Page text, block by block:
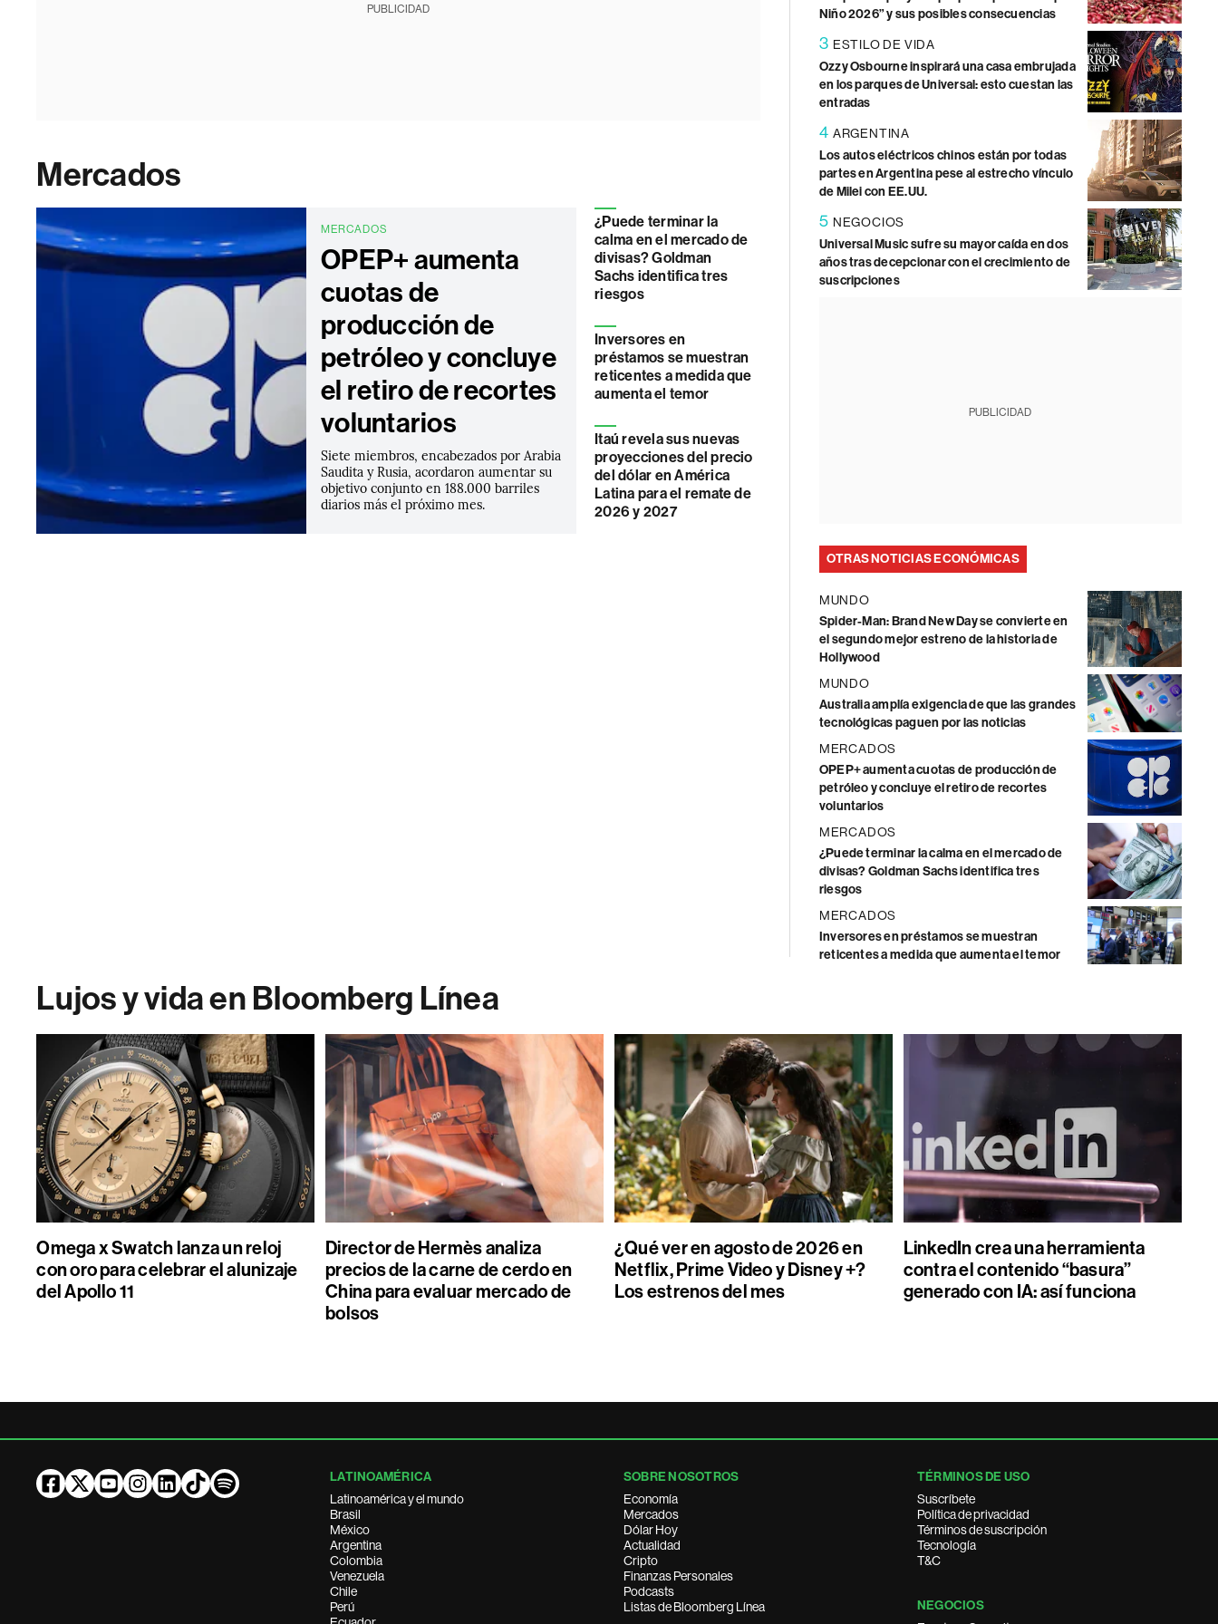
PUBLICIDAD
Mercados
MERCADOS
OPEP+ aumenta
cuotas de
producción de
petróleo y concluye
el retiro de recortes
voluntarios
Siete miembros, encabezados por Arabia
Saudita y Rusia, acordaron aumentar su
objetivo conjunto en 188.000 barriles
diarios más el próximo mes.
¿Puede terminar la
calma en el mercado de
divisas? Goldman
Sachs identifica tres
riesgos
Inversores en
préstamos se muestran
reticentes a medida que
aumenta el temor
Itaú revela sus nuevas
proyecciones del precio
del dólar en América
Latina para el remate de
2026 y 2027
Niño 2026” y sus posibles consecuencias
3 ESTILO DE VIDA
Ozzy Osbourne inspirará una casa embrujada
en los parques de Universal: esto cuestan las
entradas
4 ARGENTINA
Los autos eléctricos chinos están por todas
partes en Argentina pese al estrecho vínculo
de Milei con EE.UU.
5 NEGOCIOS
Universal Music sufre su mayor caída en dos
años tras decepcionar con el crecimiento de
suscripciones
PUBLICIDAD
OTRAS NOTICIAS ECONÓMICAS
MUNDO
Spider-Man: Brand New Day se convierte en
el segundo mejor estreno de la historia de
Hollywood
MUNDO
Australia amplía exigencia de que las grandes
tecnológicas paguen por las noticias
MERCADOS
OPEP+ aumenta cuotas de producción de
petróleo y concluye el retiro de recortes
voluntarios
MERCADOS
¿Puede terminar la calma en el mercado de
divisas? Goldman Sachs identifica tres
riesgos
MERCADOS
Inversores en préstamos se muestran
reticentes a medida que aumenta el temor
Lujos y vida en Bloomberg Línea
Omega x Swatch lanza un reloj
con oro para celebrar el alunizaje
del Apollo 11
Director de Hermès analiza
precios de la carne de cerdo en
China para evaluar mercado de
bolsos
¿Qué ver en agosto de 2026 en
Netflix, Prime Video y Disney +?
Los estrenos del mes
LinkedIn crea una herramienta
contra el contenido “basura”
generado con IA: así funciona
LATINOAMÉRICA
Latinoamérica y el mundo
Brasil
México
Argentina
Colombia
Venezuela
Chile
Perú
SOBRE NOSOTROS
Economía
Mercados
Dólar Hoy
Actualidad
Cripto
Finanzas Personales
Podcasts
Listas de Bloomberg Línea
TÉRMINOS DE USO
Suscríbete
Política de privacidad
Términos de suscripción
Tecnología
T&C
NEGOCIOS